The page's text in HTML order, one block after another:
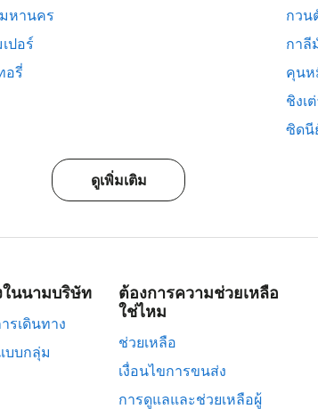
หานคร
กวน
ปอร์
กาลี
อรี่
คุนห
ชิงเ
ซิดนี
ดูเพิ่มเติม
ในนามบริษัท
รเดินทาง
บบกลุ่ม
ต้องการความช่วยเหลือ
ใช่ไหม
ช่วยเหลือ
เงื่อนไขการขนส่ง
การดูแลและช่วยเหลือผู้